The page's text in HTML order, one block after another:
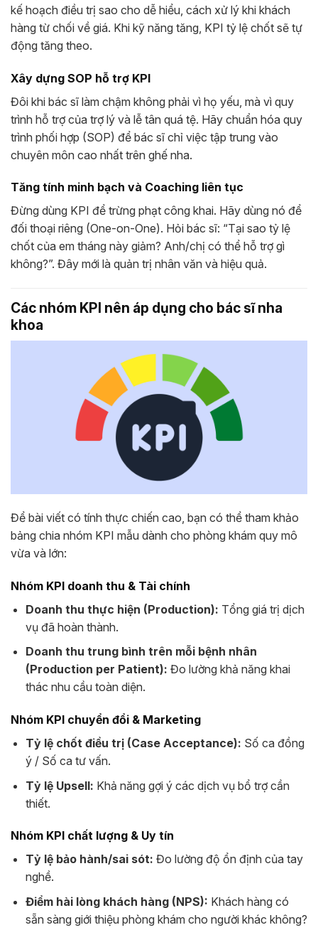
kế hoạch điều trị sao cho dễ hiểu, cách xử lý khi khách
hàng từ chối về giá. Khi kỹ năng tăng, KPI tỷ lệ chốt sẽ tự
động tăng theo.
Xây dựng SOP hỗ trợ KPI
Đôi khi bác sĩ làm chậm không phải vì họ yếu, mà vì quy
trình hỗ trợ của trợ lý và lễ tân quá tệ. Hãy chuẩn hóa quy
trình phối hợp (SOP) để bác sĩ chỉ việc tập trung vào
chuyên môn cao nhất trên ghế nha.
Tăng tính minh bạch và Coaching liên tục
Đừng dùng KPI để trừng phạt công khai. Hãy dùng nó để
đối thoại riêng (One-on-One). Hỏi bác sĩ: “Tại sao tỷ lệ
chốt của em tháng này giảm? Anh/chị có thể hỗ trợ gì
không?”. Đây mới là quản trị nhân văn và hiệu quả.
Các nhóm KPI nên áp dụng cho bác sĩ nha
khoa
Để bài viết có tính thực chiến cao, bạn có thể tham khảo
bảng chia nhóm KPI mẫu dành cho phòng khám quy mô
vừa và lớn:
Nhóm KPI doanh thu & Tài chính
Doanh thu thực hiện (Production): Tổng giá trị dịch
vụ đã hoàn thành.
Doanh thu trung bình trên mỗi bệnh nhân
(Production per Patient): Đo lường khả năng khai
thác nhu cầu toàn diện.
Nhóm KPI chuyển đổi & Marketing
Tỷ lệ chốt điều trị (Case Acceptance): Số ca đồng
ý / Số ca tư vấn.
Tỷ lệ Upsell: Khả năng gợi ý các dịch vụ bổ trợ cần
thiết.
Nhóm KPI chất lượng & Uy tín
Tỷ lệ bảo hành/sai sót: Đo lường độ ổn định của tay
nghề.
Điểm hài lòng khách hàng (NPS): Khách hàng có
sẵn sàng giới thiệu phòng khám cho người khác không?